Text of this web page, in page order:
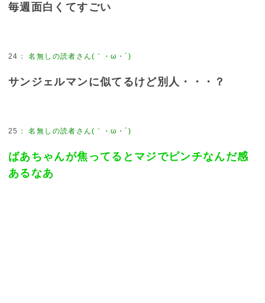
毎週面白くてすごい
24 ：名無しの読者さん(｀・ω・´)
サンジェルマンに似てるけど別人・・・？
25 ：名無しの読者さん(｀・ω・´)
ばあちゃんが焦ってるとマジでピンチなんだ感
あるなあ